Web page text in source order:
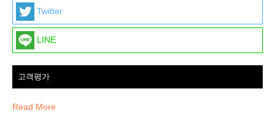
Twitter
LINE
고객평가
Read More